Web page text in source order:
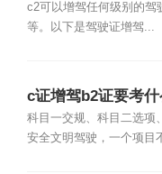
c2可以增驾任何级别的驾
等。以下是驾驶证增驾...
c证增驾b2证要考什
科目一交规、科目二选项
安全文明驾驶，一个项目